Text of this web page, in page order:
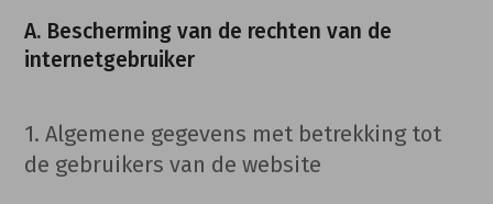
A. Bescherming van de rechten van de
internetgebruiker
1. Algemene gegevens met betrekking tot
de gebruikers van de website